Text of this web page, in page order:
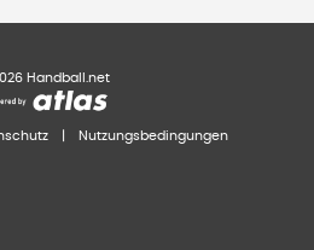
Handball.net
Nutzungsbedingungen